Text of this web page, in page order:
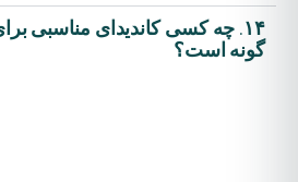
۱۴. چه کسی کاندیدای مناسبی
گونه است؟